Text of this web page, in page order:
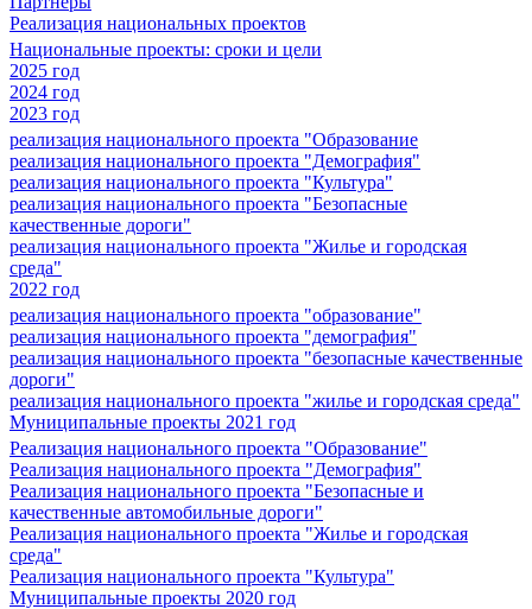
Реализация национальных проектов
Национальные проекты: сроки и цели
2025 год
2024 год
2023 год
реализация национального проекта "Образование
реализация национального проекта "Демография"
реализация национального проекта "Культура"
реализация национального проекта "Безопасные
качественные дороги"
реализация национального проекта "Жилье и городская
среда"
2022 год
реализация национального проекта "образование"
реализация национального проекта "демография"
реализация национального проекта "безопасные качественные
дороги"
реализация национального проекта "жилье и городская среда"
Муниципальные проекты 2021 год
Реализация национального проекта "Образование"
Реализация национального проекта "Демография"
Реализация национального проекта "Безопасные и
качественные автомобильные дороги"
Реализация национального проекта "Жилье и городская
среда"
Реализация национального проекта "Культура"
Муниципальные проекты 2020 год